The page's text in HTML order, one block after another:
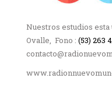
Nuestros estudios
Ovalle, Fono : (53) 263